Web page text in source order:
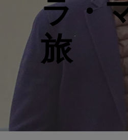
ラ・
旅